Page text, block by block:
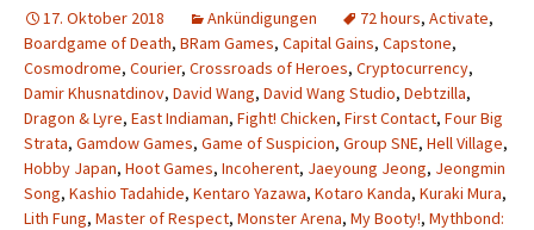
17. Oktober 2018 Ankündigungen 72 hours, Activate,
Boardgame of Death, BRam Games, Capital Gains, Capstone,
Cosmodrome, Courier, Crossroads of Heroes, Cryptocurrency,
Damir Khusnatdinov, David Wang, David Wang Studio, Debtzilla,
Dragon & Lyre, East Indiaman, Fight! Chicken, First Contact, Four Big
Strata, Gamdow Games, Game of Suspicion, Group SNE, Hell Village,
Hobby Japan, Hoot Games, Incoherent, Jaeyoung Jeong, Jeongmin
Song, Kashio Tadahide, Kentaro Yazawa, Kotaro Kanda, Kuraki Mura,
Lith Fung, Master of Respect, Monster Arena, My Booty!, Mythbond: